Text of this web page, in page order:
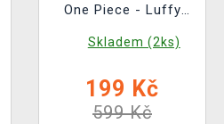
One Piece - Luffy
(Netflix)
Skladem (2ks)
199 Kč
599 Kč